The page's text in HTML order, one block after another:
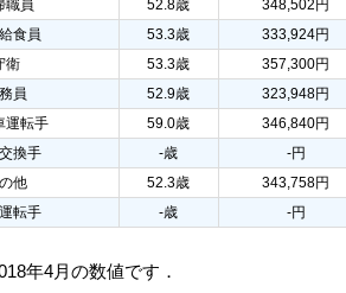
職員 52.8歳 348,502円
食員
53.3歳 333,924円
衛
53.3歳 357,300円
員
52.9歳 323,948円
運転手
59.0歳 346,840円
換手
-歳 -円
他
52.3歳 343,758円
転手
-歳 -円
年4月の数値です．